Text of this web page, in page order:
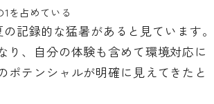
1を占めている
記録的な猛暑があると見ています。
り、自分の体験も含めて環境対応に
ポテンシャルが明確に見えてきたと